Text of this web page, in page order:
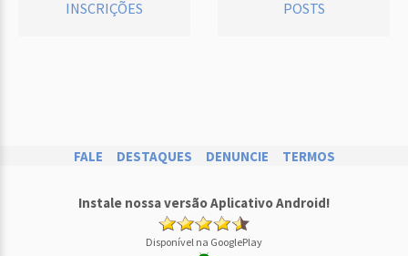
INSCRIÇÕES POSTS
FALE DESTAQUES DENUNCIE TERMOS
Instale nossa versão Aplicativo Android!
Disponível na GooglePlay